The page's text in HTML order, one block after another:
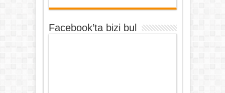
Facebook’ta bizi bul